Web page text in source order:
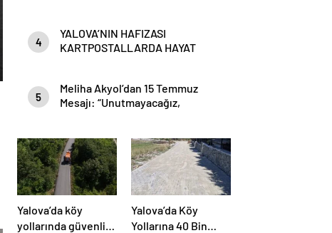
4
YALOVA’NIN HAFIZASI
KARTPOSTALLARDA HAYAT
5
Meliha Akyol’dan 15 Temmuz
Mesajı: “Unutmayacağız,
Yalova’da köy
yollarında güvenlik
Yalova’da Köy
Yollarına 40 Bin